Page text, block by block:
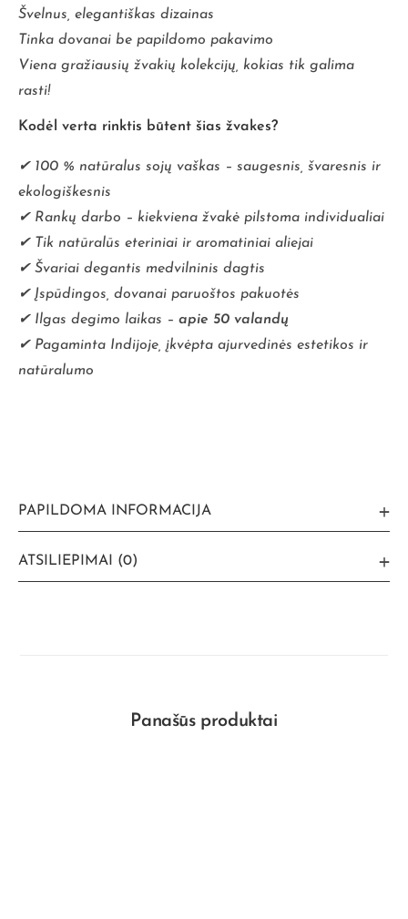
Švelnus, elegantiškas dizainas
Tinka dovanai be papildomo pakavimo
Viena gražiausių žvakių kolekcijų, kokias tik galima
rasti!
Kodėl verta rinktis būtent šias žvakes?
✔ 100 % natūralus sojų vaškas – saugesnis, švaresnis ir
ekologiškesnis
✔ Rankų darbo – kiekviena žvakė pilstoma individualiai
✔ Tik natūralūs eteriniai ir aromatiniai aliejai
✔ Švariai degantis medvilninis dagtis
✔ Įspūdingos, dovanai paruoštos pakuotės
✔ Ilgas degimo laikas – apie 50 valandų
✔ Pagaminta Indijoje, įkvėpta ajurvedinės estetikos ir
natūralumo
PAPILDOMA INFORMACIJA
ATSILIEPIMAI (0)
Panašūs produktai